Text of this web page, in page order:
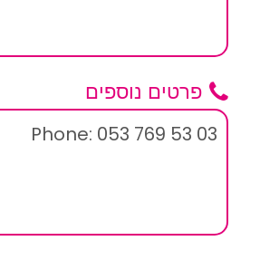
פרטים נוספים
Phone: 053 769 53 03